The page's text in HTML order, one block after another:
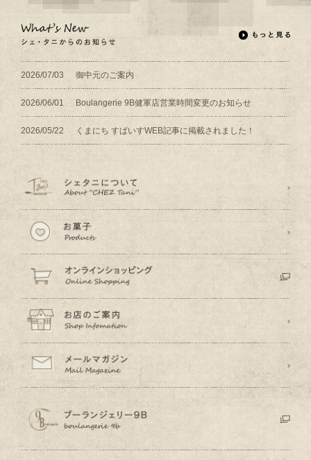
2026/07/03 御中元のご案内
2026/06/01 Boulangerie 9B健軍店営業時間変更のお知らせ
2026/05/22 くまにち すぱいすWEB記事に掲載されました！